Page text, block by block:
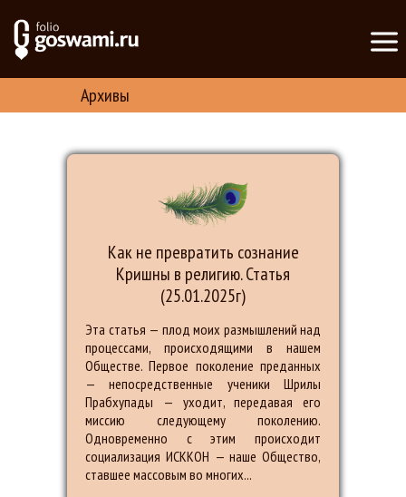
Архивы
Как не превратить сознание
Кришны в религию. Статья
(25.01.2025г)
Эта статья — плод моих размышлений над
процессами, происходящими в нашем
Обществе. Первое поколение преданных
— непосредственные ученики Шрилы
Прабхупады — уходит, передавая его
миссию следующему поколению.
Одновременно с этим происходит
социализация ИСККОН — наше Общество,
ставшее массовым во многих...